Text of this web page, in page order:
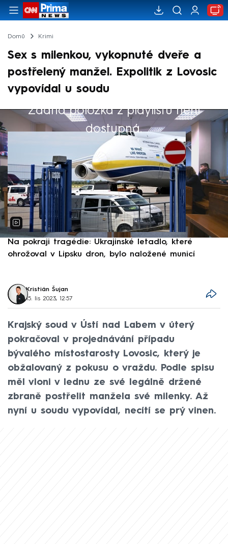
Domů Krimi
Sex s milenkou, vykopnuté dveře a
postřelený manžel. Expolitik z Lovosic
vypovídal u soudu
Žádná položka z playlistu není
dostupná.
Výběr redakce
Na pokraji tragédie: Ukrajinské letadlo, které
ohrožoval v Lipsku dron, bylo naložené municí
Kristián Šujan
15. lis 2023, 12:57
Krajský soud v Ústí nad Labem v úterý
pokračoval v projednávání případu
bývalého místostarosty Lovosic, který je
obžalovaný z pokusu o vraždu. Podle spisu
měl vloni v lednu ze své legálně držené
zbraně postřelit manžela své milenky. Až
nyní u soudu vypovídal, necítí se prý vinen.